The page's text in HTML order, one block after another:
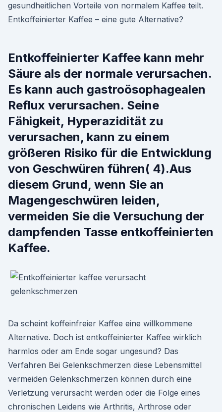
gesundheitlichen Vorteile von normalem Kaffee teilt.
Entkoffeinierter Kaffee – eine gute Alternative?
Entkoffeinierter Kaffee kann mehr
Säure als der normale verursachen.
Es kann auch gastroösophagealen
Reflux verursachen. Seine
Fähigkeit, Hyperazidität zu
verursachen, kann zu einem
größeren Risiko für die Entwicklung
von Geschwüren führen( 4).Aus
diesem Grund, wenn Sie an
Magengeschwüren leiden,
vermeiden Sie die Versuchung der
dampfenden Tasse entkoffeinierten
Kaffee.
Da scheint koffeinfreier Kaffee eine willkommene
Alternative. Doch ist entkoffeinierter Kaffee wirklich
harmlos oder am Ende sogar ungesund? Das
Verfahren Bei Gelenkschmerzen diese Lebensmittel
vermeiden Gelenkschmerzen können durch eine
Verletzung verursacht werden oder die Folge eines
chronischen Leidens wie Arthritis, Arthrose oder